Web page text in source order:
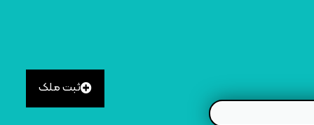
ثبت ملک